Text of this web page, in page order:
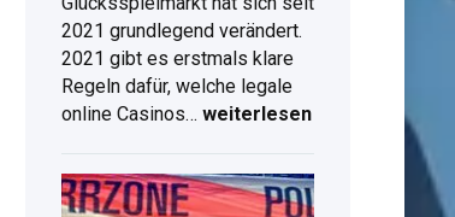
2021 grundlegend verändert.
2021 gibt es erstmals klare
Regeln dafür, welche legale
online Casinos… Legale
Deutschland:
lizenzierte
weiterlesen